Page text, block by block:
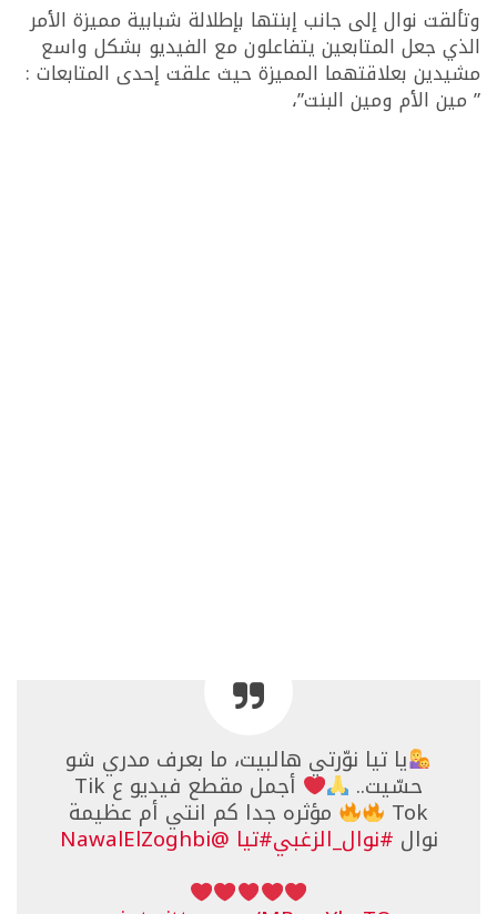
وتألقت نوال إلى جانب إبنتها بإطلالة شبابية مميزة الأمر
الذي جعل المتابعين يتفاعلون مع الفيديو بشكل واسع
مشيدين بعلاقتهما المميزة حيث علقت إحدى المتابعات :
” مين الأم ومين البنت”،
يا تيا نوّرتي هالبيت، ما بعرف مدري شو
حسّيت.. أجمل مقطع فيديو ع Tik
Tok مؤثره جدا كم انتي أم عظيمة
نوال #نوال_الزغبي#تيا @NawalElZoghbi